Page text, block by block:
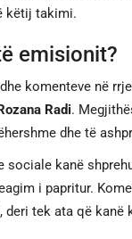
këtij takimi.
emisionit?
komenteve në
Radi.
dhe të
sociale kanë
i papritur.
deri tek ata që kanë